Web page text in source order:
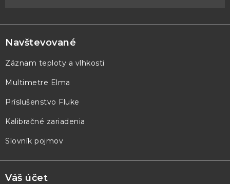
á
p
ä
e
Navštevované
Záznam teploty a vlhkosti
Multimetre Elma
Príslušenstvo Fluke
Kalibračné zariadenia
Slovník pojmov
Váš účet